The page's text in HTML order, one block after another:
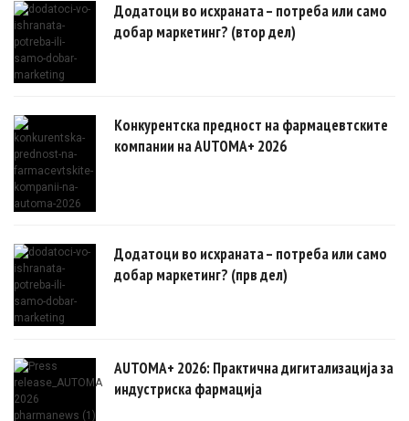
Додатоци во исхраната – потреба или само
добар маркетинг? (втор дел)
Конкурентска предност на фармацевтските
компании на AUTOMA+ 2026
Додатоци во исхраната – потреба или само
добар маркетинг? (прв дел)
AUTOMA+ 2026: Практична дигитализација за
индустриска фармација